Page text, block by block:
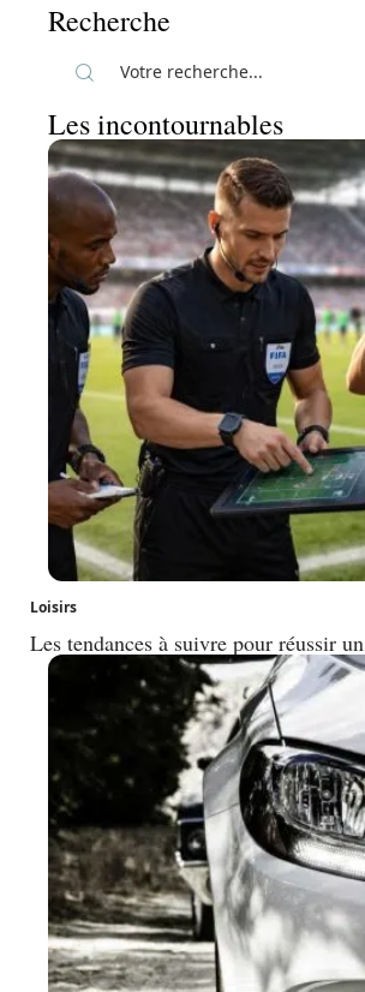
Recherche
Les incontournables
Loisirs
Les tendances à suivre pour réussir